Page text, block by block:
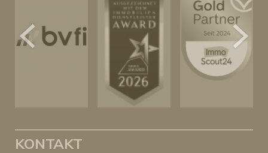
KONTAKT